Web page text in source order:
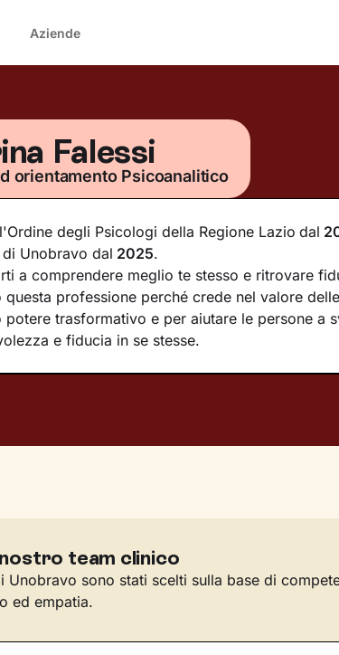
Aziende
Falessi
orientamento Psicoanalitico
degli Psicologi della Regione Lazio dal
di Unobravo dal 2025.
a comprendere meglio te stesso e ritrovare
questa professione perché crede nel valore
potere trasformativo e per aiutare le persone a
e fiducia in se stesse.
team clinico
Unobravo sono stati scelti sulla base di
ed empatia.